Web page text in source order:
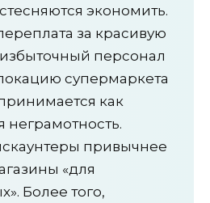
экономить.
за красивую
персонал
супермаркета
как
неграмотность.
привычнее
«для
Более того,